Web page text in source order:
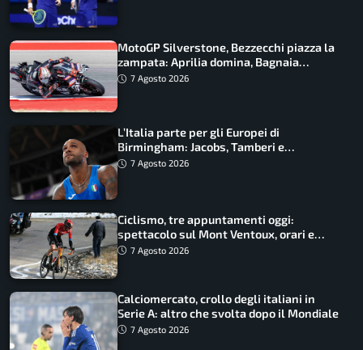
MotoGP Silverstone, Bezzecchi piazza la
zampata: Aprilia domina, Bagnaia
costretto al Q1
7 Agosto 2026
L’Italia parte per gli Europei di
Birmingham: Jacobs, Tamberi e
Battocletti guidano una spedizione
7 Agosto 2026
Ciclismo, tre appuntamenti oggi:
spettacolo sul Mont Ventoux, orari e
come vederli
7 Agosto 2026
Calciomercato, crollo degli italiani in
Serie A: altro che svolta dopo il Mondiale
7 Agosto 2026